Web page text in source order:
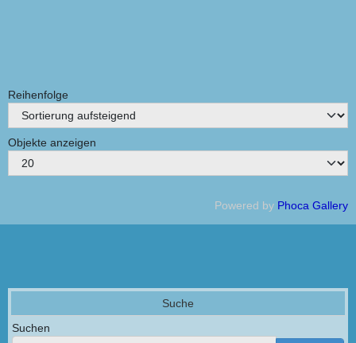
Reihenfolge
Objekte anzeigen
Powered by Phoca Gallery
Suche
Suchen